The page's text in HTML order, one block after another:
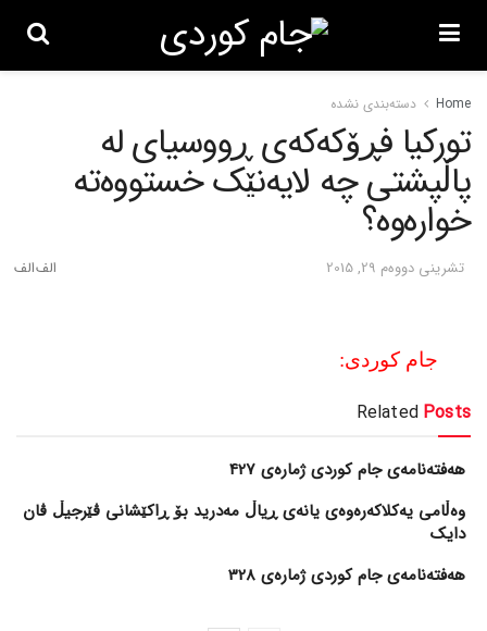
Home دسته‌بندی نشده
تورکیا فڕۆکه‌که‌ی ڕووسیای له‌
پاڵپشتی چه‌ لایه‌نێک خستووه‌ته‌
خواره‌وه‌؟
تشرینی دووه‌م 29, 2015
جام کوردی:
Related Posts
هەفتەنامەی جام کوردی ژمارەی 427
وەڵامی یەکلاکەرەوەی یانەی ڕیاڵ مەدرید بۆ ڕاکێشانی ڤێرجیڵ ڤان
دایک
هەفتەنامەی جام کوردی ژمارەی 328